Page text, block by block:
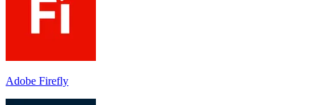
Adobe Firefly